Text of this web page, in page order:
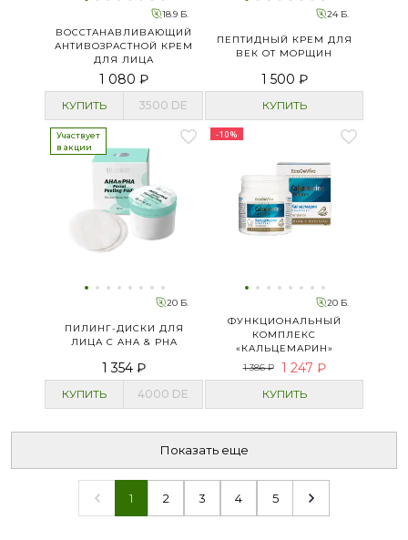
18.9 Б.
ВОССТАНАВЛИВАЮЩИЙ
АНТИВОЗРАСТНОЙ КРЕМ
ДЛЯ ЛИЦА
1 080 ₽
КУПИТЬ 3500 DE
24 Б.
ПЕПТИДНЫЙ КРЕМ ДЛЯ
ВЕК ОТ МОРЩИН
1 500 ₽
КУПИТЬ
Участвует
в акции
20 Б.
ПИЛИНГ-ДИСКИ ДЛЯ
ЛИЦА С AHA & PHA
1 354 ₽
КУПИТЬ 4000 DE
-10%
20 Б.
ФУНКЦИОНАЛЬНЫЙ
КОМПЛЕКС
«КАЛЬЦЕМАРИН»
1 386 ₽
1 247 ₽
КУПИТЬ
Показать еще
1 2 3 4 5